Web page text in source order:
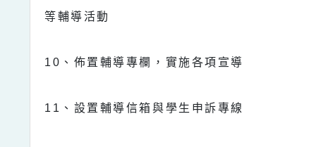
等輔導活動
10 、佈置輔導專欄，實施各項宣導
11 、設置輔導信箱與學生申訴專線